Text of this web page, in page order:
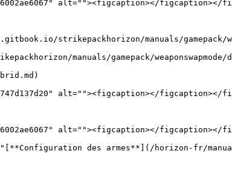
alt=""><figcaption></figcaption></
strikepackhorizon/manuals/gamepack/
manuals/gamepack/weaponswapmode/
alt=""><figcaption></figcaption></
alt=""><figcaption></figcaption></
"[**Configuration des armes**](/horizon-fr/